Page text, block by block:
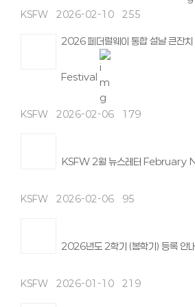
KSFW 2026-02-10 255
2026 페더럴웨이 통합 설날 큰
Festival
KSFW 2026-02-06 179
KSFW 2월 뉴스레터
KSFW 2026-02-06 95
2026년도 2학기 (봄학기) 등록 안내
KSFW 2026-01-10 219